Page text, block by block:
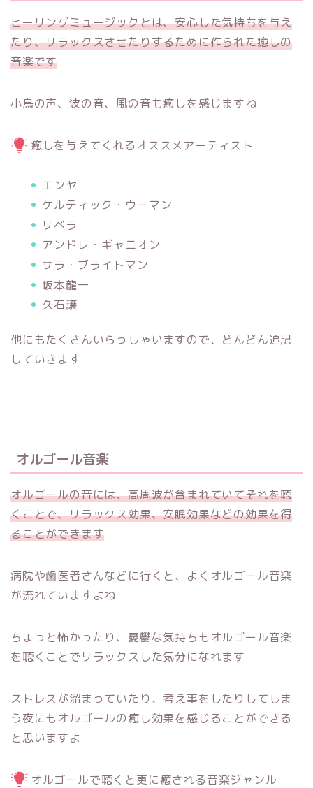
ヒーリングミュージックとは、安心した気持ちを与え
たり、リラックスさせたりするために作られた癒しの
音楽です
小鳥の声、波の音、風の音も癒しを感じますね
癒しを与えてくれるオススメアーティスト
エンヤ
ケルティック・ウーマン
リベラ
アンドレ・ギャニオン
サラ・ブライトマン
坂本龍一
久石譲
他にもたくさんいらっしゃいますので、どんどん追記
していきます
オルゴール音楽
オルゴールの音には、高周波が含まれていてそれを聴
くことで、リラックス効果、安眠効果などの効果を得
ることができます
病院や歯医者さんなどに行くと、よくオルゴール音楽
が流れていますよね
ちょっと怖かったり、憂鬱な気持ちもオルゴール音楽
を聴くことでリラックスした気分になれます
ストレスが溜まっていたり、考え事をしたりしてしま
う夜にもオルゴールの癒し効果を感じることができる
と思いますよ
オルゴールで聴くと更に癒される音楽ジャンル